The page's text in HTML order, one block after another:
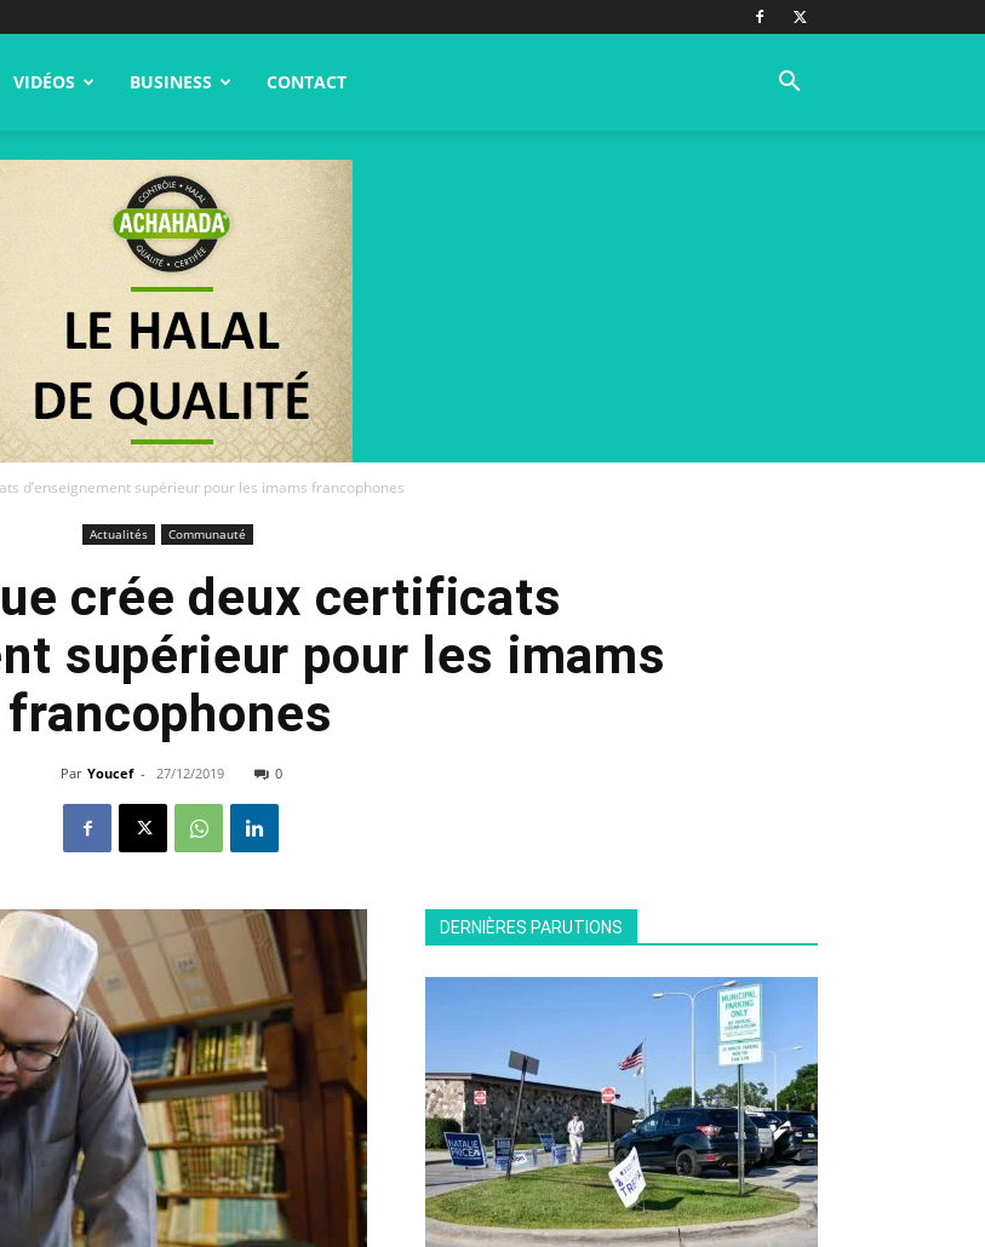
VIDÉOS BUSINESS CONTACT
d’enseignement supérieur pour les imams francophones
Actualités Communauté
crée deux certificats
supérieur pour les imams
francophones
Par Youcef - 27/12/2019 0
DERNIÈRES PARUTIONS